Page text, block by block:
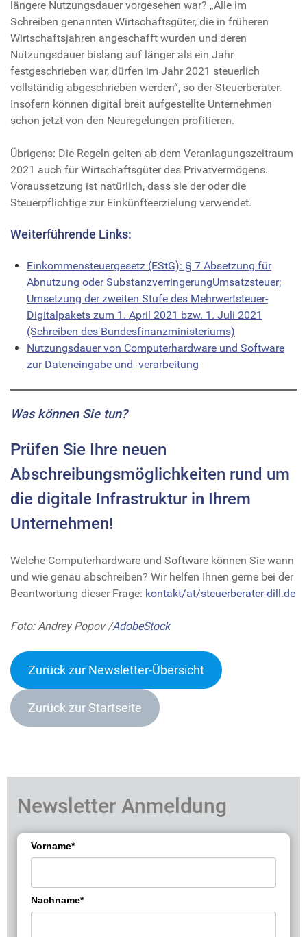
längere Nutzungsdauer vorgesehen war? „Alle im
Schreiben genannten Wirtschaftsgüter, die in früheren
Wirtschaftsjahren angeschafft wurden und deren
Nutzungsdauer bislang auf länger als ein Jahr
festgeschrieben war, dürfen im Jahr 2021 steuerlich
vollständig abgeschrieben werden“, so der Steuerberater.
Insofern können digital breit aufgestellte Unternehmen
schon jetzt von den Neuregelungen profitieren.
Übrigens: Die Regeln gelten ab dem Veranlagungszeitraum
2021 auch für Wirtschaftsgüter des Privatvermögens.
Voraussetzung ist natürlich, dass sie der oder die
Steuerpflichtige zur Einkünfteerzielung verwendet.
Weiterführende Links:
Einkommensteuergesetz (EStG): § 7 Absetzung für
Abnutzung oder SubstanzverringerungUmsatzsteuer;
Umsetzung der zweiten Stufe des Mehrwertsteuer-
Digitalpakets zum 1. April 2021 bzw. 1. Juli 2021
(Schreiben des Bundesfinanzministeriums)
Nutzungsdauer von Computerhardware und Software
zur Dateneingabe und -verarbeitung
Was können Sie tun?
Prüfen Sie Ihre neuen
Abschreibungsmöglichkeiten rund um
die digitale Infrastruktur in Ihrem
Unternehmen!
Welche Computerhardware und Software können Sie wann
und wie genau abschreiben? Wir helfen Ihnen gerne bei der
Beantwortung dieser Frage: kontakt/at/steuerberater-dill.de
Foto: Andrey Popov /AdobeStock
Zurück zur Newsletter-Übersicht
Zurück zur Startseite
Newsletter Anmeldung
Vorname*
Nachname*